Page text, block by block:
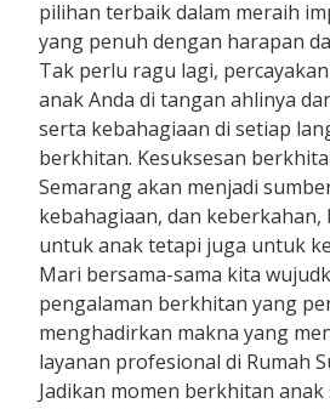
pilihan terbaik dalam meraih
yang penuh dengan harapan
Tak perlu ragu lagi,
anak Anda di tangan ahlinya
serta kebahagiaan di setiap
berkhitan. Kesuksesan
Semarang akan menjadi
kebahagiaan, dan keberkahan,
untuk anak tetapi juga untuk
Mari bersama-sama kita
pengalaman berkhitan yang
menghadirkan makna yang
layanan profesional di Rumah
Jadikan momen berkhitan